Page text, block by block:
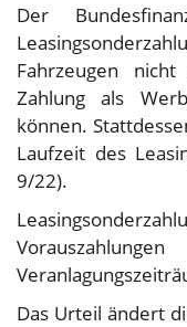
Der
Fahrzeugen
Zahlung als
können.
Laufzeit des
9/22).
Das Urteil ändert